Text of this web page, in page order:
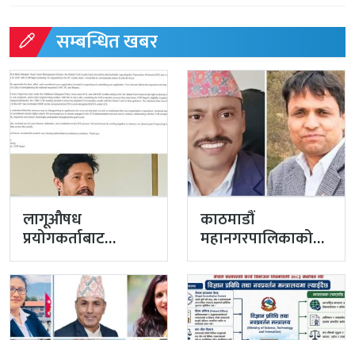
सम्बन्धित खबर
लागूऔषध
प्रयोगकर्ताबाट
सीसीएम उपाध्यक्ष
बनेका गुरुङको अवैध
इमेलले उठायो
अध्यक्ष…
काठमाडौं
महानगरपालिकाको
प्रमुख प्रशासकीय
अधिकृतमा अर्याल,
सहसचिव केसी
अख्तियारबाट ‘आउट’